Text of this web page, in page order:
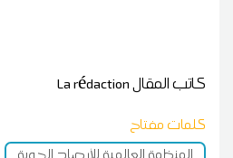
كاتب المقالLa rédaction
كلمات مفتاح